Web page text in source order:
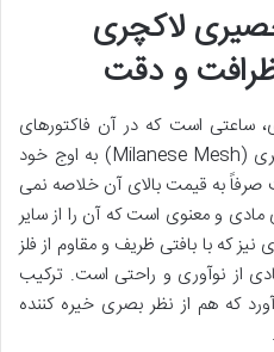
لاکچری
و دقت
است که در آن فاکتورهای
لوکس بودن و استفاده از بند حصیری (Milanese Mesh) به اوج خود
به قیمت بالای آن خلاصه نمی
و معنوی است که آن را از سایر
که با بافتی ظریف و مقاوم از فلز
از نوآوری و راحتی است. ترکیب
که هم از نظر بصری خیره کننده